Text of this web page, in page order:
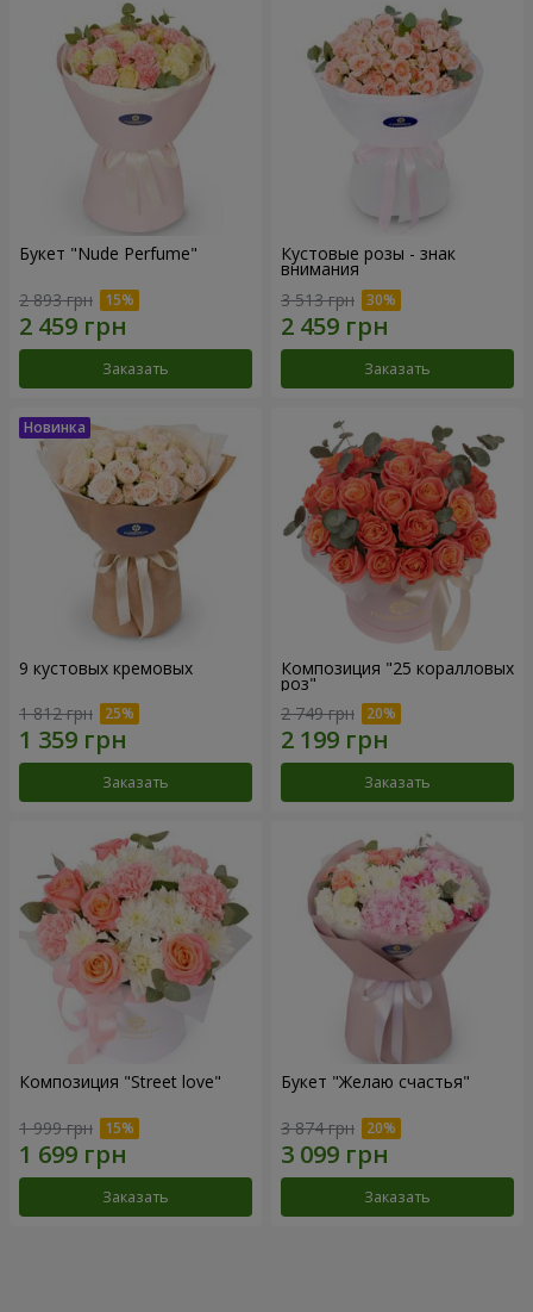
Букет "Nude Perfume"
2 893 грн
Заказать
Кустовые розы - знак
внимания
3 513 грн
Заказать
9 кустовых кремовых
1 812 грн
Заказать
Композиция "25 коралловых
роз"
2 749 грн
Заказать
Композиция "Street love"
1 999 грн
Заказать
Букет "Желаю счастья"
3 874 грн
Заказать